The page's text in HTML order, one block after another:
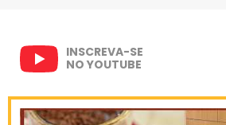
INSCREVA-SE
NO YOUTUBE